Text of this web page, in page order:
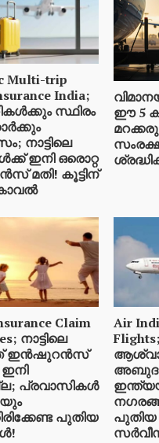
Multi-trip
India;
സ്ഥിരം
നാട്ടിലെ
ഇനി ഒരൊറ്റ
മതി! കൂട്ടിന്
ഈ 5
Claim
നാട്ടിലെ
ഇൻഷുറൻസ്
പ്രവാസികൾ
പുതിയ
Air
പുതിയ